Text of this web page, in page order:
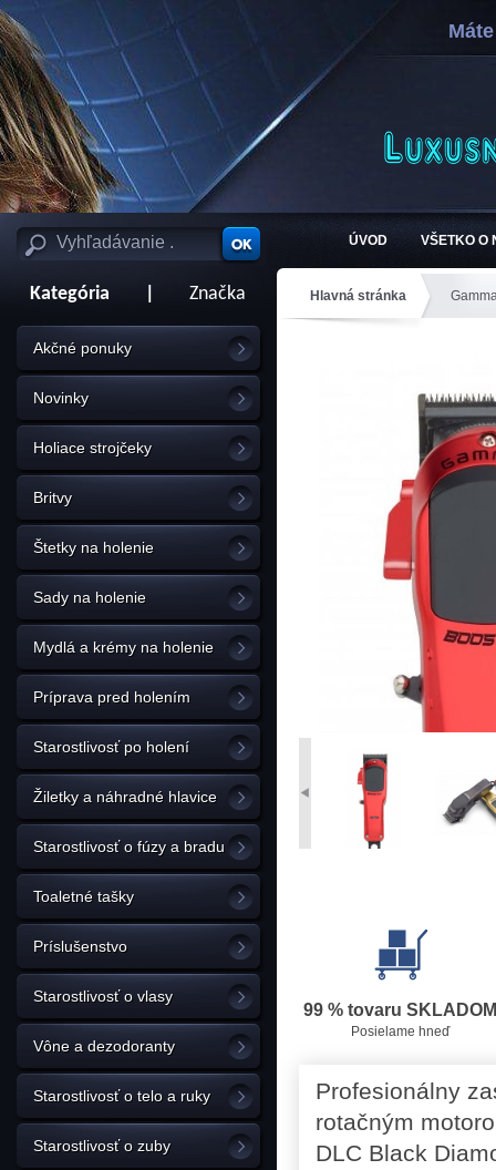
ÚVOD VŠETKO O
Kategória Značka
Akčné ponuky
Novinky
Holiace strojčeky
Britvy
Štetky na holenie
Sady na holenie
Mydlá a krémy na holenie
Príprava pred holením
Starostlivosť po holení
Žiletky a náhradné hlavice
Starostlivosť o fúzy a bradu
Toaletné tašky
Príslušenstvo
Starostlivosť o vlasy
Vône a dezodoranty
Starostlivosť o telo a ruky
Starostlivosť o zuby
Hlavná stránka
99 % tovaru SKLADOM
Posielame hneď
Profesionálny
rotačným
DLC Black